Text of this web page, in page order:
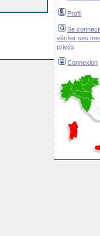
Profil
Se
vérifier ses
privés
Connexion